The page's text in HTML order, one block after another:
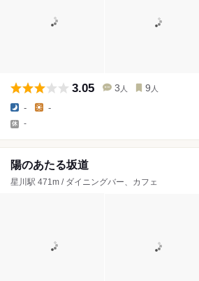
3.05 3 人 9 人
- -
-
陽のあたる坂道
星川駅 471m / ダイニングバー、カフェ